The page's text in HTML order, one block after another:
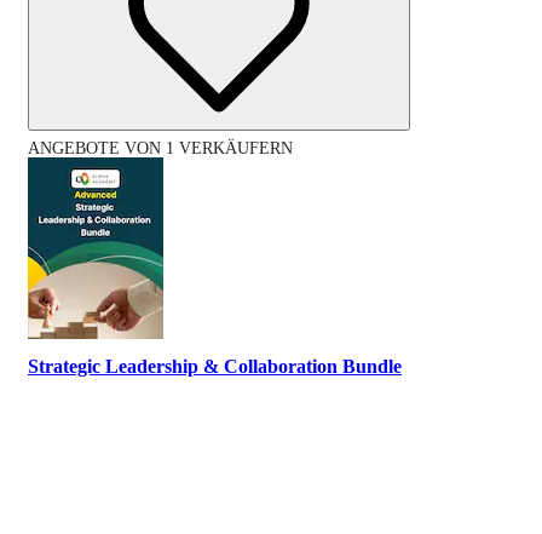
ANGEBOTE VON 1 VERKÄUFERN
Strategic Leadership & Collaboration Bundle